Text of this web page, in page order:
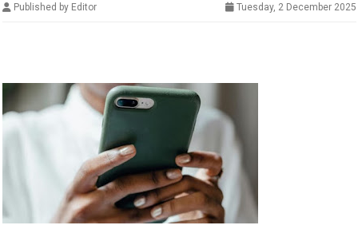
Published by Editor Tuesday, 2 December 2025